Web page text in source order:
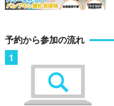
予約から参加の流れ